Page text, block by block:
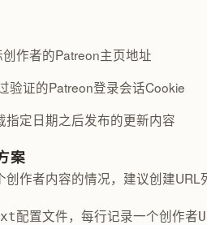
作者的Patreon主页地址
验证的Patreon登录会话Cookie
指定日期之后发布的更新内容
案
创作者内容的情况，建议创建
配置文件，每行记录一